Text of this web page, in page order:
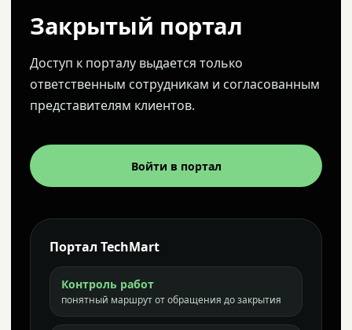
Закрытый портал
Доступ к порталу выдается только
ответственным сотрудникам и согласованным
представителям клиентов.
Войти в портал
Портал TechMart
Контроль работ
понятный маршрут от обращения до закрытия